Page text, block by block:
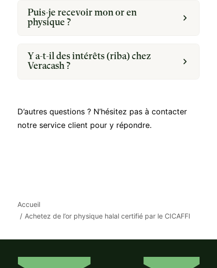
Puis-je recevoir mon or en
physique ?
Y a-t-il des intérêts (riba) chez
Veracash ?
D’autres questions ? N’hésitez pas à contacter
notre service client pour y répondre.
Accueil
Achetez de l’or physique halal certifié par le CICAFFI